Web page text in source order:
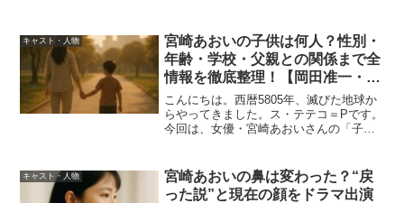
キャスト・人物
宮崎あおいの子供は何人？性別・
年齢・学校・父親との関係まで全
情報を徹底整理！【岡田准一・高
岡蒼佑との真実も】
こんにちは。西暦5805年、滅びた地球か
らやってきました。ス・テテコ＝Pです。
今回は、女優・宮崎あおいさんの「子
って本当？」「父親は岡田准一？」「元
夫との関係は？」...
キャスト・人物
宮崎あおいの鼻は変わった？“戻
った説”と現在の顔をドラマ出演